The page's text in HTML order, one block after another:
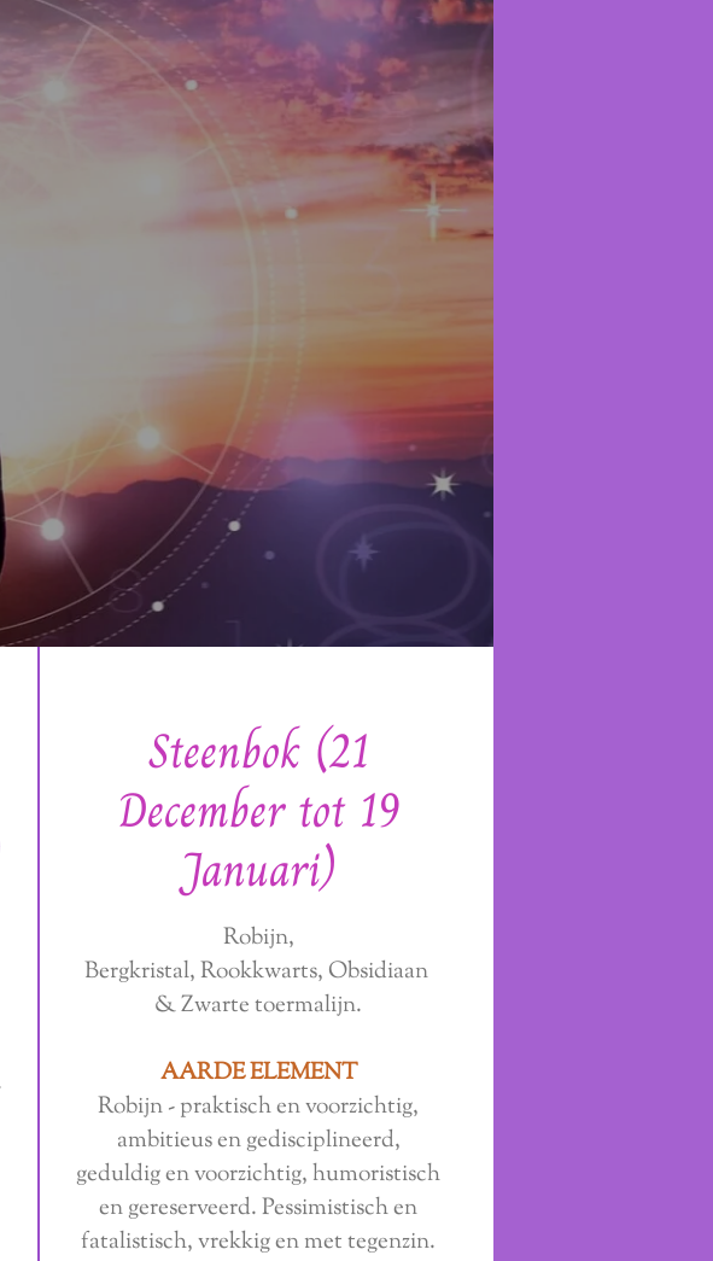
Steenbok (21
December tot 19
Januari)
Robijn,
Bergkristal, Rookkwarts, Obsidiaan
& Zwarte toermalijn.
AARDE ELEMENT
Robijn - praktisch en voorzichtig,
ambitieus en gedisciplineerd,
geduldig en voorzichtig, humoristisch
en gereserveerd. Pessimistisch en
fatalistisch, vrekkig en met tegenzin.